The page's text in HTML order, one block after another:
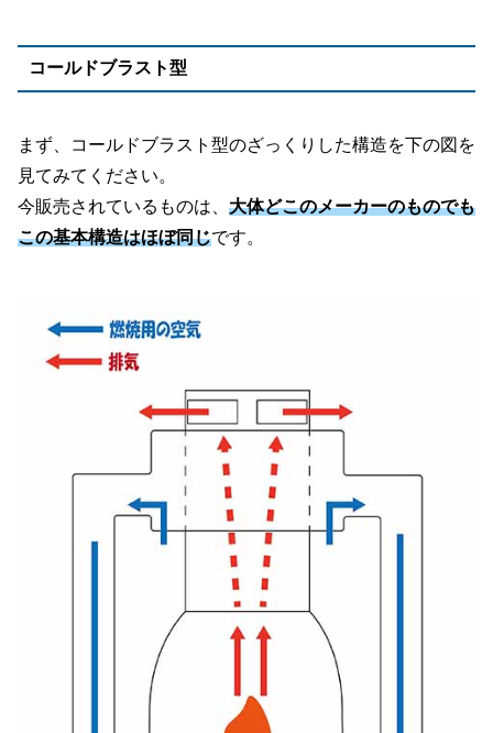
コールドブラスト型
まず、コールドブラスト型のざっくりした構造を下の図を
見てみてください。
今販売されているものは、 大体どこのメーカーのものでも
この基本構造はほぼ同じです。